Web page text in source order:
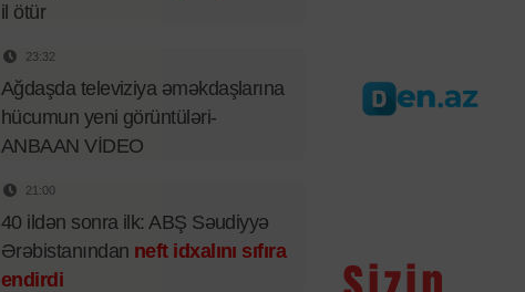
il ötür
23:32
Ağdaşda televiziya əməkdaşlarına
hücumun yeni görüntüləri-
ANBAAN VİDEO
21:00
40 ildən sonra ilk: ABŞ Səudiyyə
Ərəbistanından neft idxalını sıfıra
endirdi